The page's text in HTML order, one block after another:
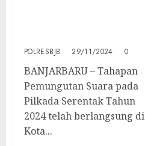
POLRESBJB 29/11/2024 0
BANJARBARU – Tahapan
Pemungutan Suara pada
Pilkada Serentak Tahun
2024 telah berlangsung di
Kota...